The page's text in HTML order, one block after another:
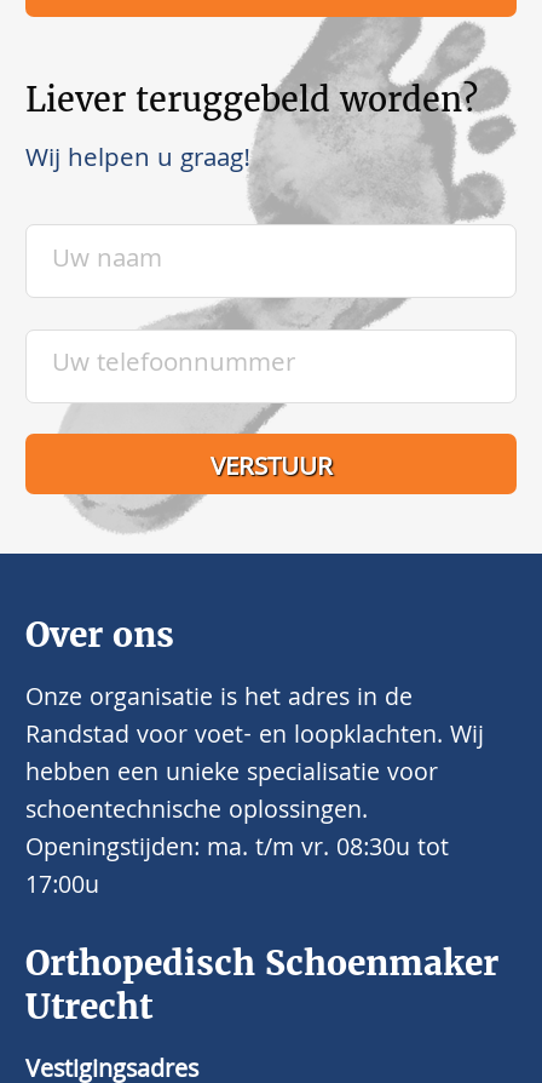
Liever teruggebeld worden?
Wij helpen u graag!
Orthopedisch Schoenmaker
Utrecht
Vestigingsadres
Over ons
Onze organisatie is het adres in de
Randstad voor voet- en loopklachten. Wij
hebben een unieke specialisatie voor
schoentechnische oplossingen.
Openingstijden: ma. t/m vr. 08:30u tot
17:00u